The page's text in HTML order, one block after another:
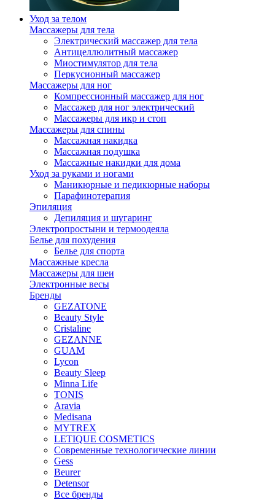
Уход за телом
Массажеры для тела
Электрический массажер для тела
Антицеллюлитный массажер
Миостимулятор для тела
Перкусионный массажер
Массажеры для ног
Компрессионный массажер для ног
Массажер для ног электрический
Массажеры для икр и стоп
Массажеры для спины
Массажная накидка
Массажная подушка
Массажные накидки для дома
Уход за руками и ногами
Маникюрные и педикюрные наборы
Парафинотерапия
Эпиляция
Депиляция и шугаринг
Электропростыни и термоодеяла
Белье для похудения
Белье для спорта
Массажные кресла
Массажеры для шеи
Электронные весы
Бренды
GEZATONE
Beauty Style
Cristaline
GEZANNE
GUAM
Lycon
Beauty Sleep
Minna Life
TONIS
Aravia
Medisana
MYTREX
LETIQUE COSMETICS
Современные технологические линии
Gess
Beurer
Detensor
Все бренды